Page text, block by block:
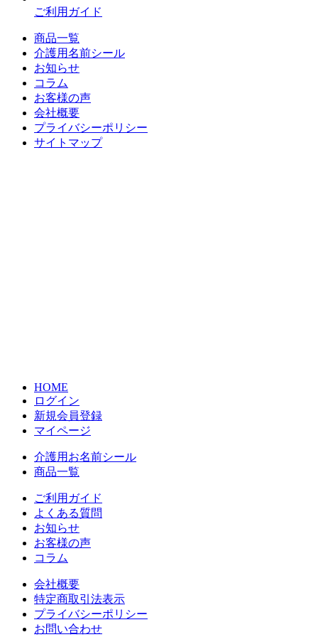
ご利用ガイド
商品一覧
介護用名前シール
お知らせ
コラム
お客様の声
会社概要
プライバシーポリシー
サイトマップ
HOME
ログイン
新規会員登録
マイページ
介護用お名前シール
商品一覧
ご利用ガイド
よくある質問
お知らせ
お客様の声
コラム
会社概要
特定商取引法表示
プライバシーポリシー
お問い合わせ